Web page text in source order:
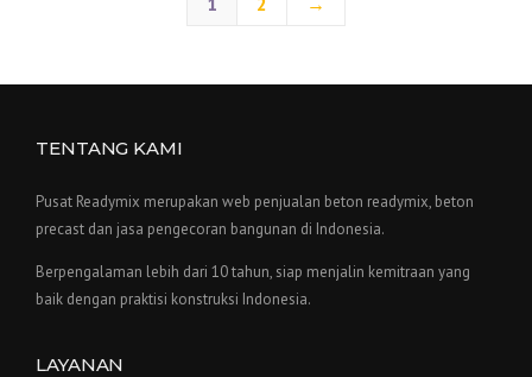
TENTANG KAMI
Pusat Readymix merupakan web penjualan beton readymix, beton
precast dan jasa pengecoran bangunan di Indonesia.
Berpengalaman lebih dari 10 tahun, siap menjalin kemitraan yang
baik dengan praktisi konstruksi Indonesia.
LAYANAN